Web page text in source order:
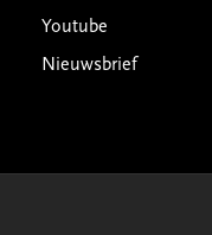
Youtube
Nieuwsbrief